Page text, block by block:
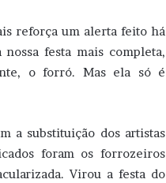
reforça um alerta feito há
festa mais completa,
o forró. Mas ela só é
a substituição dos artistas
foram os forrozeiros
Virou a festa do